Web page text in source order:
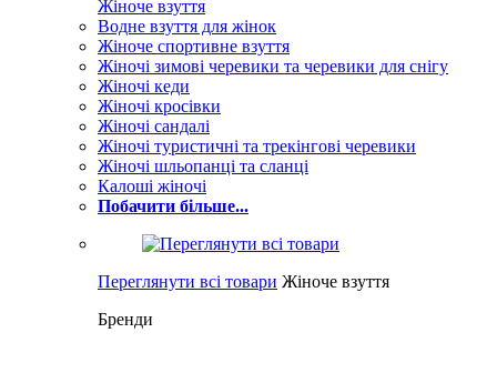
Жіноче взуття
Водне взуття для жінок
Жіноче спортивне взуття
Жіночі зимові черевики та черевики для снігу
Жіночі кеди
Жіночі кросівки
Жіночі сандалі
Жіночі туристичні та трекінгові черевики
Жіночі шльопанці та сланці
Калоші жіночі
Побачити більше...
Переглянути всі товари Жіноче взуття
Бренди